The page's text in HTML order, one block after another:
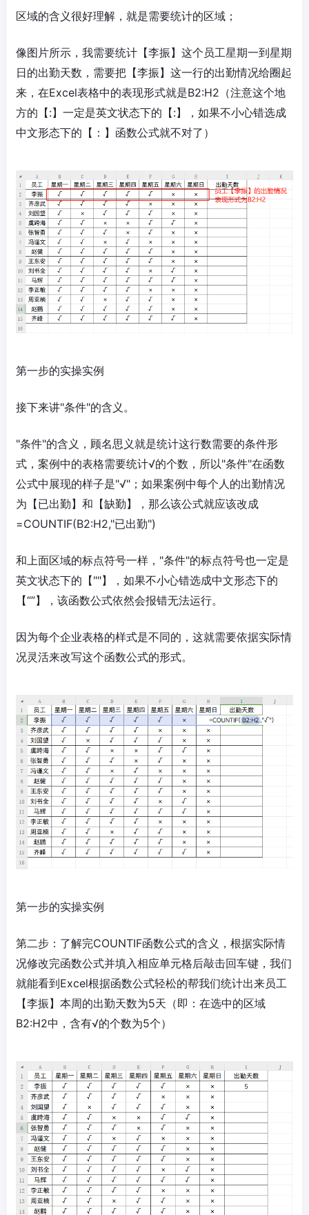
区域的含义很好理解，就是需要统计的区域；
像图片所示，我需要统计【李振】这个员工星期一到星期
日的出勤天数，需要把【李振】这一行的出勤情况给圈起
来，在Excel表格中的表现形式就是B2:H2（注意这个地
方的【:】一定是英文状态下的【:】，如果不小心错选成
中文形态下的【：】函数公式就不对了）
第一步的实操实例
接下来讲"条件"的含义。
"条件"的含义，顾名思义就是统计这行数需要的条件形
式，案例中的表格需要统计√的个数，所以"条件"在函数
公式中展现的样子是"√"；如果案例中每个人的出勤情况
为【已出勤】和【缺勤】，那么该公式就应该改成
=COUNTIF(B2:H2,"已出勤")
和上面区域的标点符号一样，"条件"的标点符号也一定是
英文状态下的【""】，如果不小心错选成中文形态下的
【“”】，该函数公式依然会报错无法运行。
因为每个企业表格的样式是不同的，这就需要依据实际情
况灵活来改写这个函数公式的形式。
第一步的实操实例
第二步：了解完COUNTIF函数公式的含义，根据实际情
况修改完函数公式并填入相应单元格后敲击回车键，我们
就能看到Excel根据函数公式轻松的帮我们统计出来员工
【李振】本周的出勤天数为5天（即：在选中的区域
B2:H2中，含有√的个数为5个）